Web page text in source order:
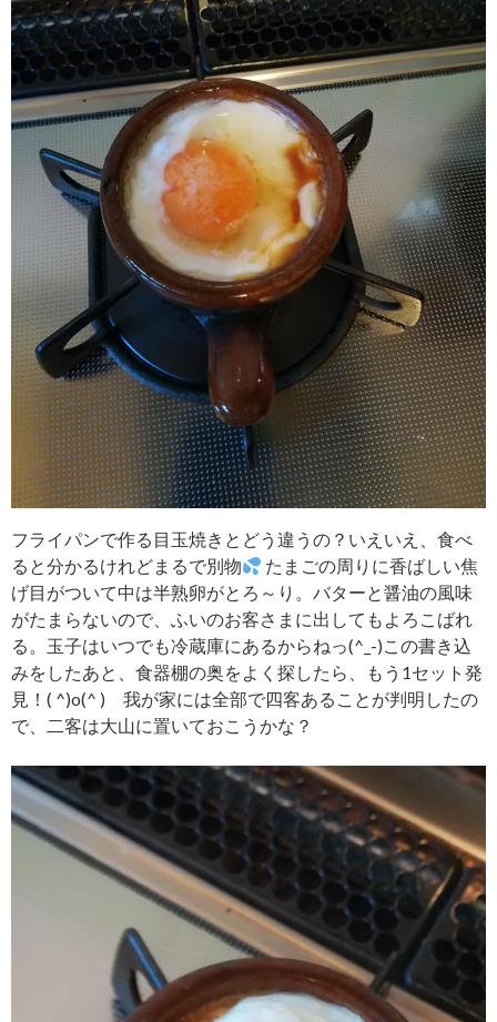
フライパンで作る目玉焼きとどう違うの？いえいえ、食べ
ると分かるけれどまるで別物
たまごの周りに香ばしい焦
げ目がついて中は半熟卵がとろ～り。バターと醤油の風味
がたまらないので、ふいのお客さまに出してもよろこばれ
る。玉子はいつでも冷蔵庫にあるからねっ(^_-)この書き込
みをしたあと、食器棚の奥をよく探したら、もう1セット発
見！( ^)o(^ ) 我が家には全部で四客あることが判明したの
で、二客は大山に置いておこうかな？